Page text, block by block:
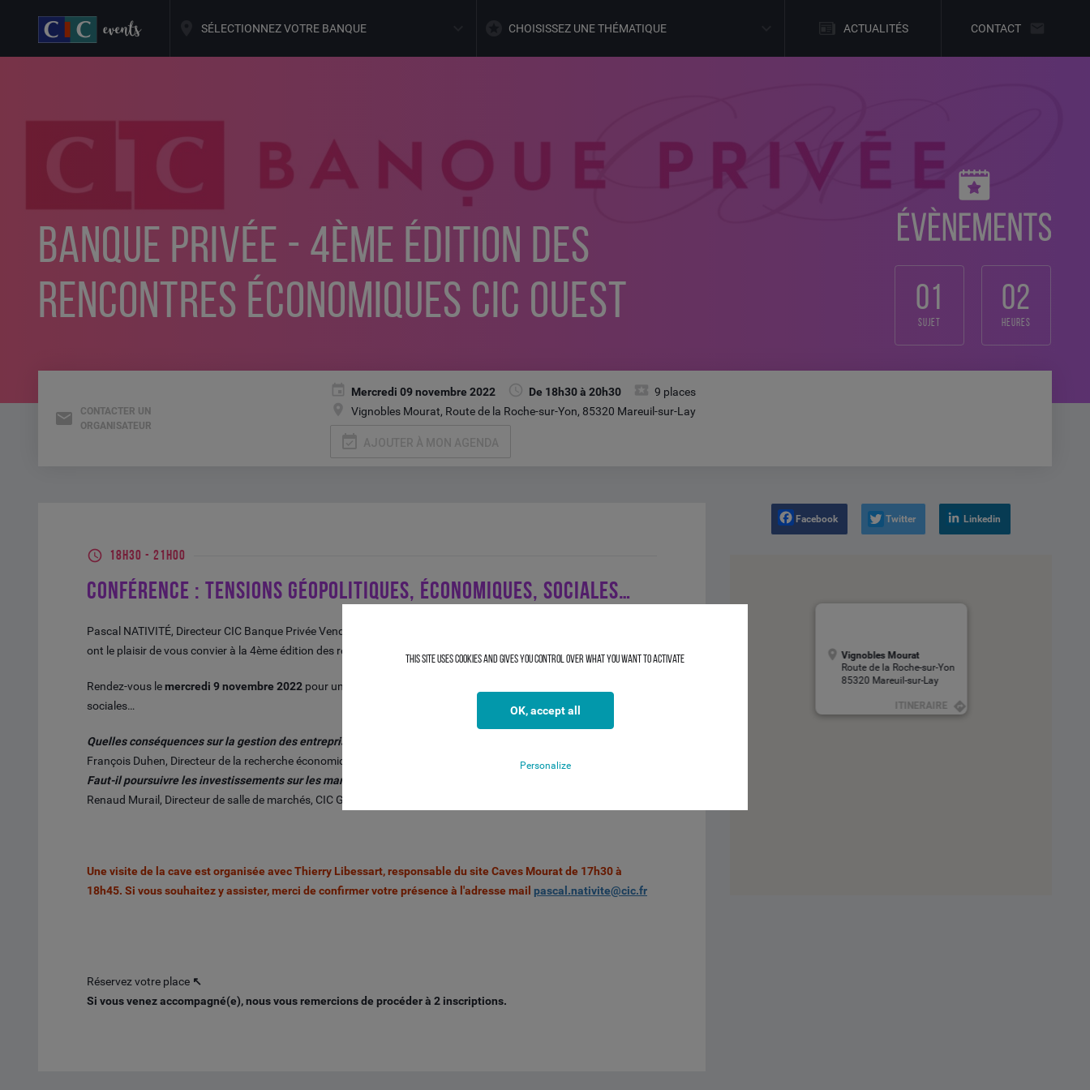
SÉLECTIONNEZ VOTRE BANQUE CHOISISSEZ UNE THÉMATIQUE CONTACT
ACTUALITÉS
BANQUE PRIVÉE - 4ÈME ÉDITION DES
RENCONTRES ÉCONOMIQUES CIC OUEST
01
sujet
02
heures
CONTACTER UN
ORGANISATEUR
Mercredi 09 novembre 2022 De 18h30 à 20h30
9 places
Vignobles Mourat, Route de la Roche-sur-Yon, 85320 Mareuil-sur-Lay
18H30 - 21H00
CONFÉRENCE : TENSIONS GÉOPOLITIQUES, ÉCONOMIQUES, SOCIALES…
Pascal NATIVITÉ, Directeur CIC Banque Privée Vendée, et Nicolas BRUSCHINI, Directeur CIC Entreprises Vendée,
ont le plaisir de vous convier à la 4ème édition des rencontres économiques CIC Ouest !
Rendez-vous lemercredi 9 novembre 2022 pour une conférence autour des
sociales…
Quelles conséquences sur la gestion des entreprises ?
François Duhen, Directeur de la recherche économique et de la stratégie CM-CIC
Faut-il poursuivre les investissements sur les marchés financiers ?
Renaud Murail, Directeur de salle de marchés, CIC Gestion
Une visite de la cave est organisée avec Thierry Libessart, responsable du site Caves Mourat de 17h30 à
18h45. Si vous souhaitez y assister, merci de confirmer votre présence à l'adresse mail pascal.nativite@cic.fr
Réservez votre place ↖
Si vous venez accompagné(e), nous vous remercions de procéder à 2 inscriptions.
Facebook Twitter Linkedin
Vignobles Mourat
Route de la Roche-sur-Yon
85320 Mareuil-sur-Lay
ITINERAIRE
This site uses cookies and gives you control over what you want to activate
OK, accept all
Personalize